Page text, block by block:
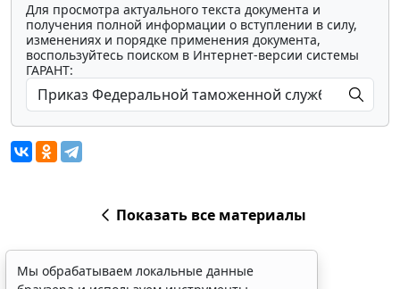
Для просмотра актуального текста документа и
получения полной информации о вступлении в силу,
изменениях и порядке применения документа,
воспользуйтесь поиском в Интернет-версии системы
ГАРАНТ:
Показать все материалы
Мы обрабатываем локальные данные